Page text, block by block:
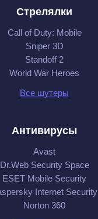
Стрелялки
Call of Duty: Mobile
Sniper 3D
Standoff 2
World War Heroes
Все шутеры
Антивирусы
Avast
Dr.Web Security Space
ESET Mobile Security
Internet Security
Norton 360